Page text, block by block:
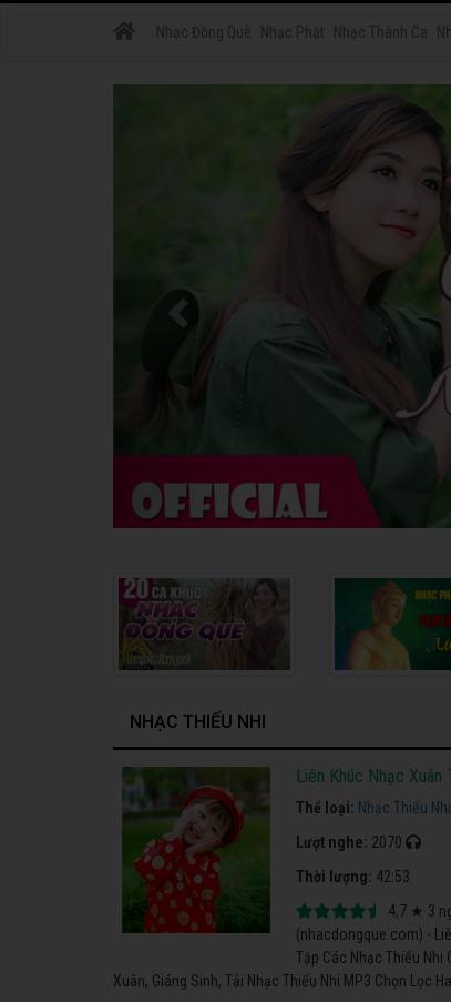
Nhạc Đồng Quê Nhạc Phật Nhạc Thánh Ca
NHẠC THIẾU NHI
Liên Khúc Nhạc
Thể loại: Nhạc Thiếu Nhi
Lượt nghe: 2070
Thời lượng: 42:53
4,7 ★ 3
(nhacdongque.com) -
Tập Các Nhạc Thiếu Nhi
Xuân, Giáng Sinh, Tải Nhạc Thiếu Nhi MP3 Chọn Lọc